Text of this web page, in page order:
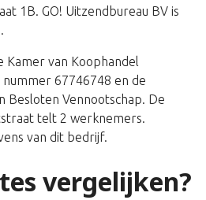
1B. GO! Uitzendbureau BV is
van Koophandel
67746748 en de
Besloten Vennootschap. De
telt 2 werknemers.
van dit bedrijf.
vergelijken?